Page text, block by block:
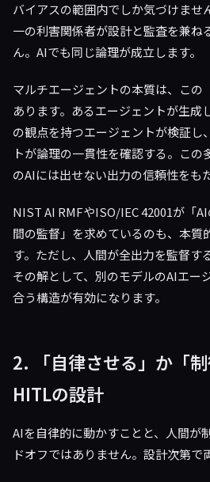
バイアスの範囲内でしか気づけませ
一の利害関係者が設計と監査を兼ね
ん。AIでも同じ論理が成立します。
マルチエージェントの本質は、この
あります。あるエージェントが生成
の観点を持つエージェントが検証し
トが論理の一貫性を確認する。この
のAIには出せない出力の信頼性をも
NIST AI RMFやISO/IEC 42001が「
間の監督」を求めているのも、本質
す。ただし、人間が全出力を監督す
その解として、別のモデルのAIエー
合う構造が有効になります。
2. 「自律させる」か「
HITLの設計
AIを自律的に動かすことと、人間が
ドオフではありません。設計次第で